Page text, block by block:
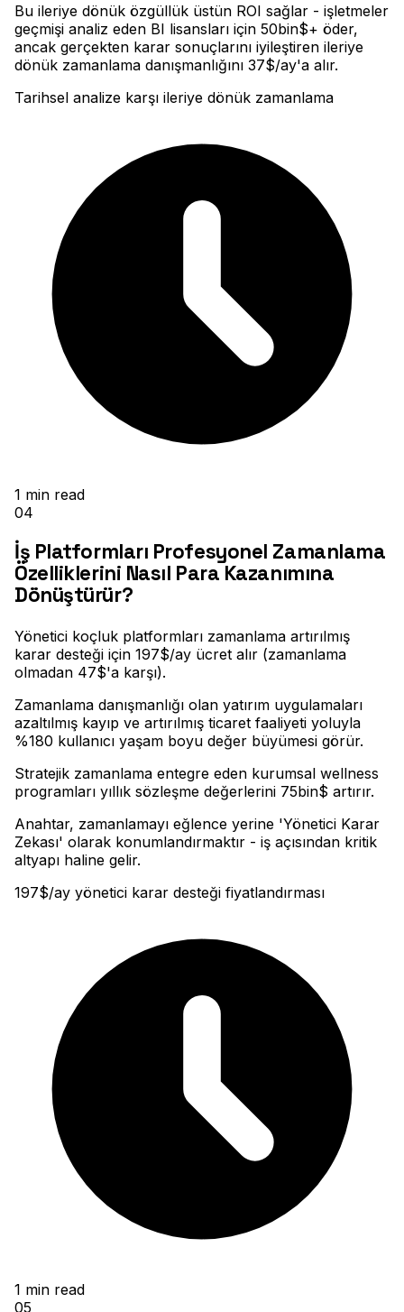
Bu ileriye dönük özgüllük üstün ROI sağlar - işletmeler
geçmişi analiz eden BI lisansları için 50bin$+ öder,
ancak gerçekten karar sonuçlarını iyileştiren ileriye
dönük zamanlama danışmanlığını 37$/ay'a alır.
Tarihsel analize karşı ileriye dönük zamanlama
1 min read
04
İş Platformları Profesyonel Zamanlama
Özelliklerini Nasıl Para Kazanımına
Dönüştürür?
Yönetici koçluk platformları zamanlama artırılmış
karar desteği için 197$/ay ücret alır (zamanlama
olmadan 47$'a karşı).
Zamanlama danışmanlığı olan yatırım uygulamaları
azaltılmış kayıp ve artırılmış ticaret faaliyeti yoluyla
%180 kullanıcı yaşam boyu değer büyümesi görür.
Stratejik zamanlama entegre eden kurumsal wellness
programları yıllık sözleşme değerlerini 75bin$ artırır.
Anahtar, zamanlamayı eğlence yerine 'Yönetici Karar
Zekası' olarak konumlandırmaktır - iş açısından kritik
altyapı haline gelir.
197$/ay yönetici karar desteği fiyatlandırması
1 min read
05